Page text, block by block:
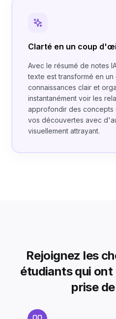
Clarté en un coup
Avec le résumé de notes
texte est transformé en
connaissances clair et
instantanément voir les
approfondir des
vos découvertes avec
visuellement attrayant.
Rejoignez les
étudiants qui
prise